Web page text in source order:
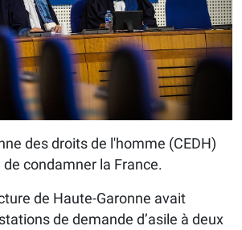
des droits de l'homme (CEDH)
condamner la France.
de Haute-Garonne avait
de demande d’asile à deux